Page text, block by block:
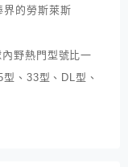
的勞斯萊斯
野熱門型號比一
、33型、DL型、